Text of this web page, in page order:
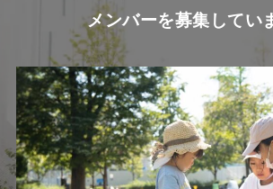
メンバーを募集してい